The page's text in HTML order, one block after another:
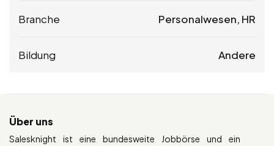
Branche Personalwesen, HR
Bildung Andere
Über uns
Salesknight ist eine bundesweite Jobbörse und ein